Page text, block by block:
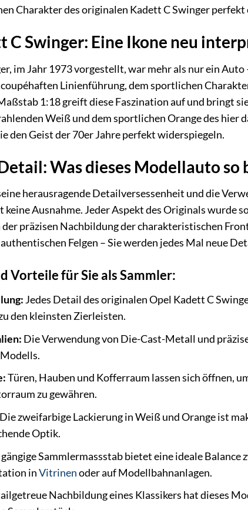
Charakter des originalen Kadett C Swinger
C Swinger: Eine Ikone neu
im Jahr 1973 vorgestellt, war mehr als nur ein
Linienführung, dem sportlichen
1:18 greift diese Faszination auf und bringt
Weiß und dem sportlichen Orange des hier
den Geist der 70er Jahre perfekt widerspiegeln.
Was dieses Modellauto so
herausragende Detailversessenheit und die
keine Ausnahme. Jeder Aspekt des Originals wurde
präzisen Nachbildung der charakteristischen
Felgen – Sie werden jedes Mal neue
Vorteile für Sie als Sammler:
Jedes Detail des originalen Opel Kadett C
den kleinsten Zierleisten.
Die Verwendung von Die-Cast-Metall und
Türen, Hauben und Kofferraum lassen sich öffnen,
zu gewähren.
Die zweifarbige Lackierung in Weiß und Orange ist
Optik.
Sammlermassstab bietet eine ideale
inVitrinenoder auf Modellbahnanlagen.
Nachbildung eines Klassikers hat dieses